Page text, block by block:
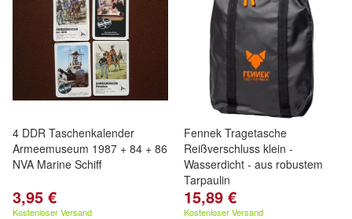
4 DDR Taschenkalender
Armeemuseum 1987 + 84 + 86
NVA Marine Schiff
3,95 €
Kostenloser Versand
Fennek Tragetasche
Reißverschluss klein -
Wasserdicht - aus robustem
Tarpaulin
15,89 €
Kostenloser Versand